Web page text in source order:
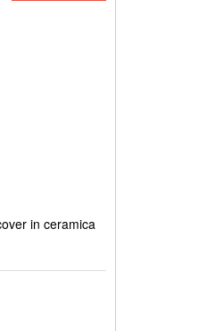
in ceramica